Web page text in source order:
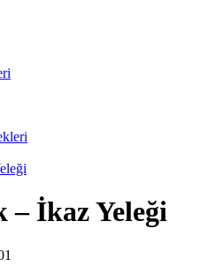
– İkaz Yeleği